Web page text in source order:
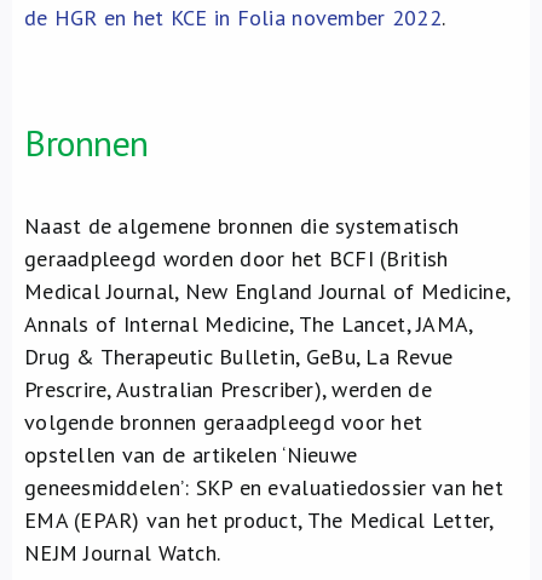
de HGR en het KCE in Folia november 2022.
Bronnen
Naast de algemene bronnen die systematisch
geraadpleegd worden door het BCFI (British
Medical Journal, New England Journal of Medicine,
Annals of Internal Medicine, The Lancet, JAMA,
Drug & Therapeutic Bulletin, GeBu, La Revue
Prescrire, Australian Prescriber), werden de
volgende bronnen geraadpleegd voor het
opstellen van de artikelen ‘Nieuwe
geneesmiddelen’: SKP en evaluatiedossier van het
EMA (EPAR) van het product, The Medical Letter,
NEJM Journal Watch.